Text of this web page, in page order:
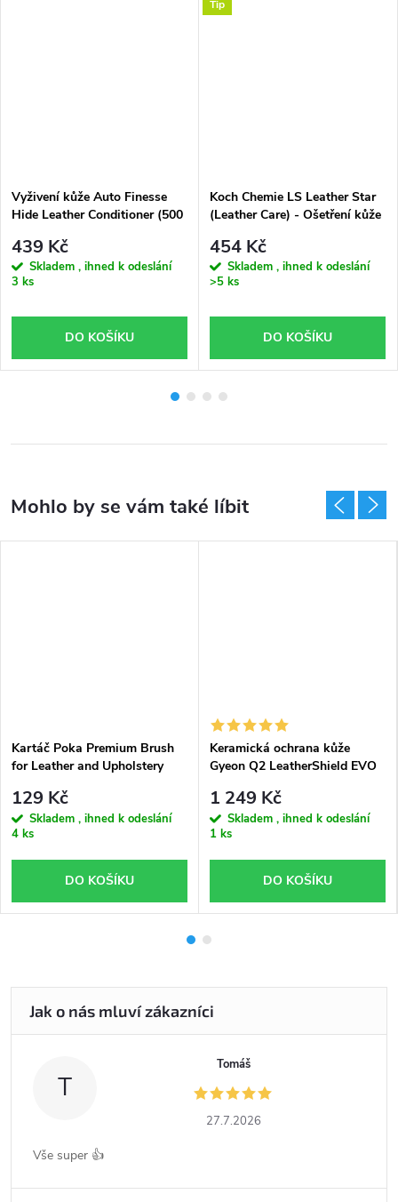
Vyživení kůže Auto Finesse
Hide Leather Conditioner (500
439 Kč
Skladem , ihned k odeslání
3 ks
DO KOŠÍKU
Tip
Koch Chemie LS Leather Star
(Leather Care) - Ošetření kůže
454 Kč
Skladem , ihned k odeslání
>5 ks
DO KOŠÍKU
Kartáč Poka Premium Brush
for Leather and Upholstery
129 Kč
Skladem , ihned k odeslání
4 ks
DO KOŠÍKU
Keramická ochrana kůže
Gyeon Q2 LeatherShield EVO
1 249 Kč
Skladem , ihned k odeslání
1 ks
DO KOŠÍKU
T
Tomáš
27.7.2026
Vše super 👍